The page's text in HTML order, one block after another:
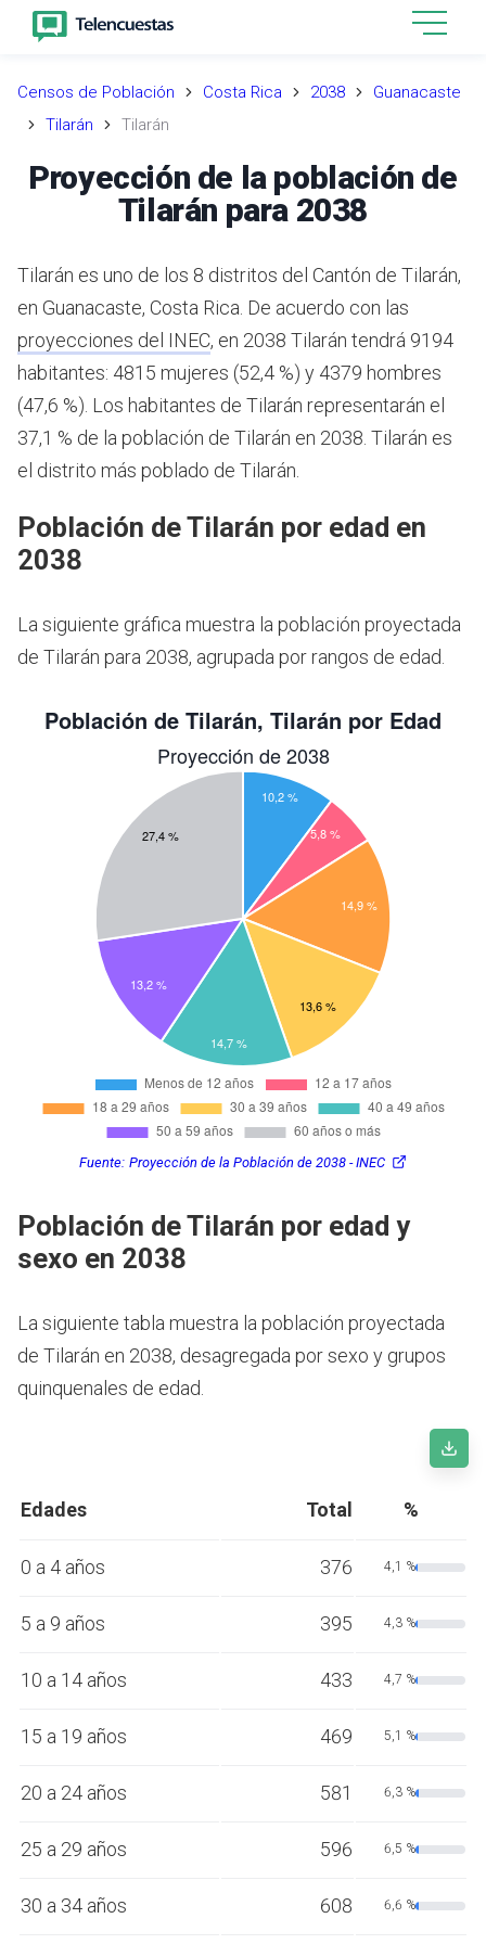
Censos de Población Costa Rica 2038
Guanacaste
Tilarán
Tilarán
Proyección de la población de
Tilarán para 2038
Tilarán es uno de los 8 distritos del Cantón de Tilarán,
en Guanacaste, Costa Rica. De acuerdo con las
proyecciones del INEC, en 2038 Tilarán tendrá 9194
habitantes: 4815 mujeres (52,4 %) y 4379 hombres
(47,6 %). Los habitantes de Tilarán representarán el
37,1 % de la población de Tilarán en 2038. Tilarán es
el distrito más poblado de Tilarán.
Población de Tilarán por edad en
2038
La siguiente gráfica muestra la población proyectada
de Tilarán para 2038, agrupada por rangos de edad.
Fuente: Proyección de la Población de 2038 - INEC
Población de Tilarán por edad y
sexo en 2038
La siguiente tabla muestra la población proyectada
de Tilarán en 2038, desagregada por sexo y grupos
quinquenales de edad.
Edades Total %
0 a 4 años 376 4,1 %
5 a 9 años 395 4,3 %
10 a 14 años 433 4,7 %
15 a 19 años 469 5,1 %
20 a 24 años 581 6,3 %
25 a 29 años 596 6,5 %
30 a 34 años 608 6,6 %